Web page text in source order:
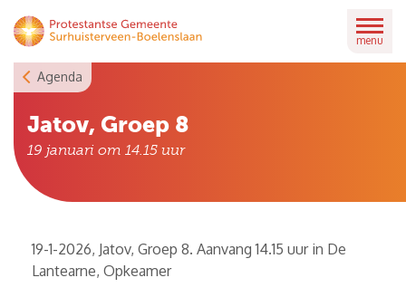
Skip
to
menu
Agenda
Jatov, Groep 8
19 januari om 14.15 uur
19-1-2026, Jatov, Groep 8. Aanvang 14.15 uur in De
Lantearne, Opkeamer